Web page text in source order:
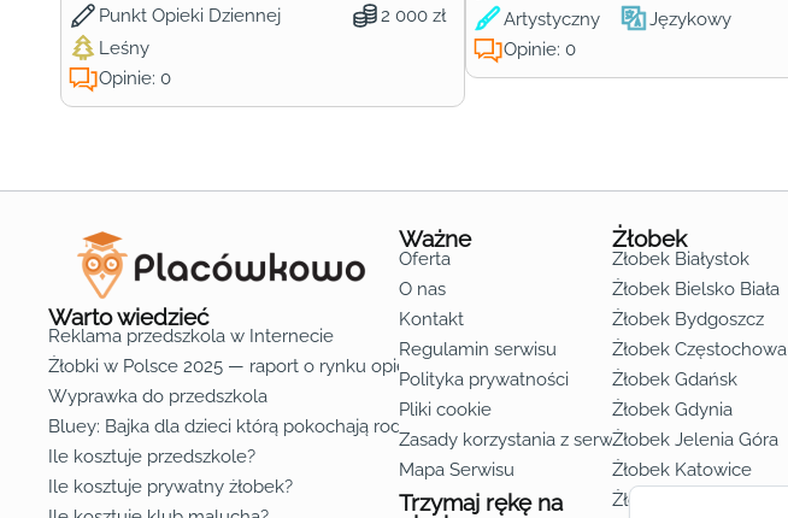
Punkt Opieki Dziennej 2 000 zł
Leśny
Opinie: 0
Artystyczny Językowy
Opinie: 0
Warto wiedzieć
Reklama przedszkola w Internecie
Żłobki w Polsce 2025 — raport o rynku opieki nad dziećmi do lat 3
Wyprawka do przedszkola
Bluey: Bajka dla dzieci którą pokochają rodzice
Ile kosztuje przedszkole?
Ile kosztuje prywatny żłobek?
Ważne
Oferta
O nas
Kontakt
Regulamin serwisu
Polityka prywatności
Pliki cookie
Zasady korzystania z serwisu
Mapa Serwisu
Trzymaj rękę na
Żłobek
Żłobek Białystok
Żłobek Bielsko Biała
Żłobek Bydgoszcz
Żłobek Częstochowa
Żłobek Gdańsk
Żłobek Gdynia
Żłobek Jelenia Góra
Żłobek Katowice
Żłobek Kielce